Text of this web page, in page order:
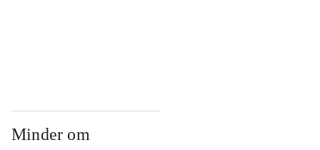
Minder om